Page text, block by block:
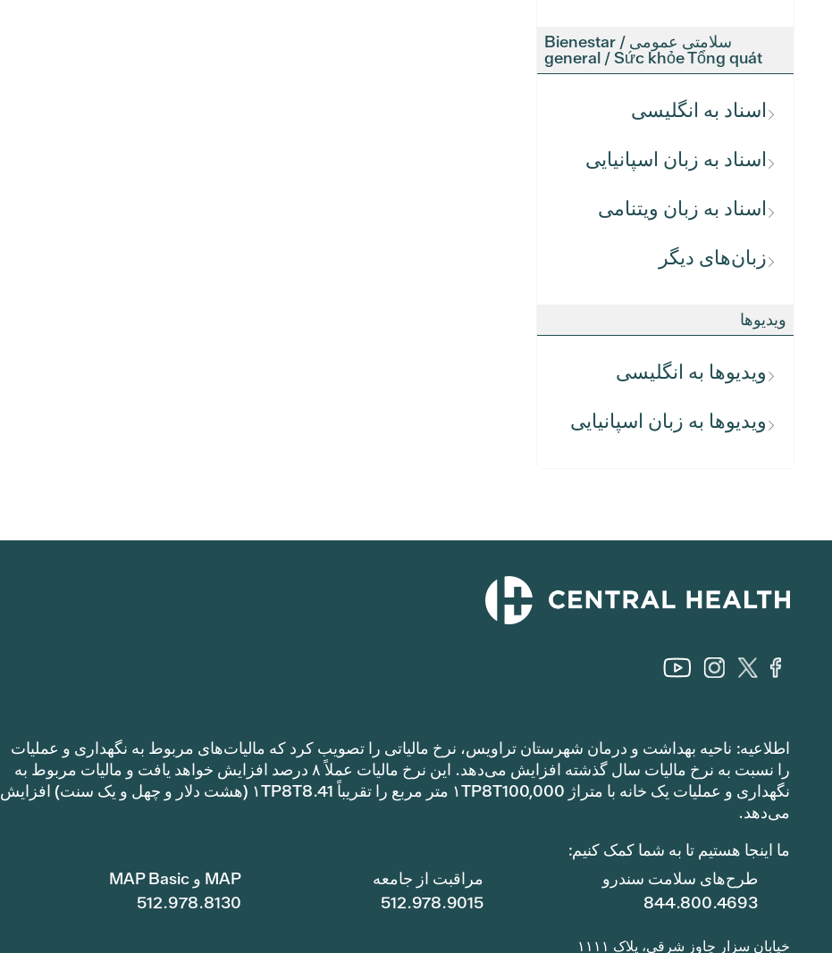
سلامتی عمومی / Bienestar
general / Sức khỏe Tổng quát
اسناد به انگلیسی
اسناد به زبان اسپانیایی
اسناد به زبان ویتنامی
زبان‌های دیگر
ویدیوها
ویدیوها به انگلیسی
ویدیوها به زبان اسپانیایی
اطلاعیه: ناحیه بهداشت و درمان شهرستان تراویس، نرخ مالیاتی را تصویب کرد که مالیات‌های مربوط به نگهداری و عملیات
را نسبت به نرخ مالیات سال گذشته افزایش می‌دهد. این نرخ مالیات عملاً ۸ درصد افزایش خواهد یافت و مالیات مربوط به
نگهداری و عملیات یک خانه با متراژ ۱TP8T100,000 متر مربع را تقریباً ۱TP8T8.41 (هشت دلار و چهل و یک سنت) افزایش
می‌دهد.
ما اینجا هستیم تا به شما کمک کنیم:
MAP و MAP Basic
512.978.8130
مراقبت از جامعه
512.978.9015
طرح‌های سلامت سندرو
844.800.4693
خیابان سزار چاوز شرقی، پلاک ۱۱۱۱